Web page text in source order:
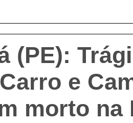
(PE):
e
morto na